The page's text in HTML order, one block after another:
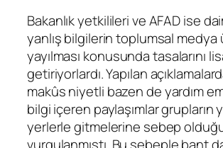
Bakanlık yetkilileri ve AFAD ise
yanlış bilgilerin toplumsal medya
yayılması konusunda tasalarını
getiriyorlardı. Yapılan
makûs niyetli bazen de yardım
bilgi içeren paylaşımlar grupların
yerlerle gitmelerine sebep
vurgulanmıştı. Bu sebeple bant